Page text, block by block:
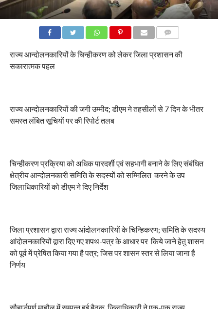
राज्य आन्दोलनकारियों के चिन्हीकरण को लेकर जिला प्रशासन की
सकारात्मक पहल
राज्य आन्दोलनकारियों की जगी उम्मीद; डीएम ने तहसीलों से 7 दिन के भीतर
समस्त लंबित सूचियों पर की रिपोर्ट तलब
चिन्हीकरण प्रक्रिया को अधिक पारदर्शी एवं सहभागी बनाने के लिए संबंधित
क्षेत्रीय आन्दोलनकारी समिति के सदस्यों को सम्मिलित करने के उप
जिलाधिकारियों को डीएम ने दिए निर्देश
जिला प्रशासन द्वारा राज्य आंदोलनकारियों के चिन्हिकरण; समिति के सदस्य
आंदोलनकारियों द्वारा दिए गए शपथ-पत्र के आधार पर किये जाने हेतु शासन
को पूर्व में प्रेषित किया गया है पत्र; जिस पर शासन स्तर से लिया जाना है
निर्णय